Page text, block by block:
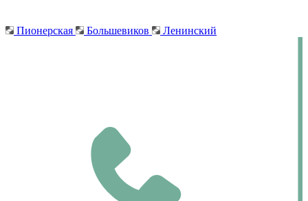
Пионерская Большевиков Ленинский